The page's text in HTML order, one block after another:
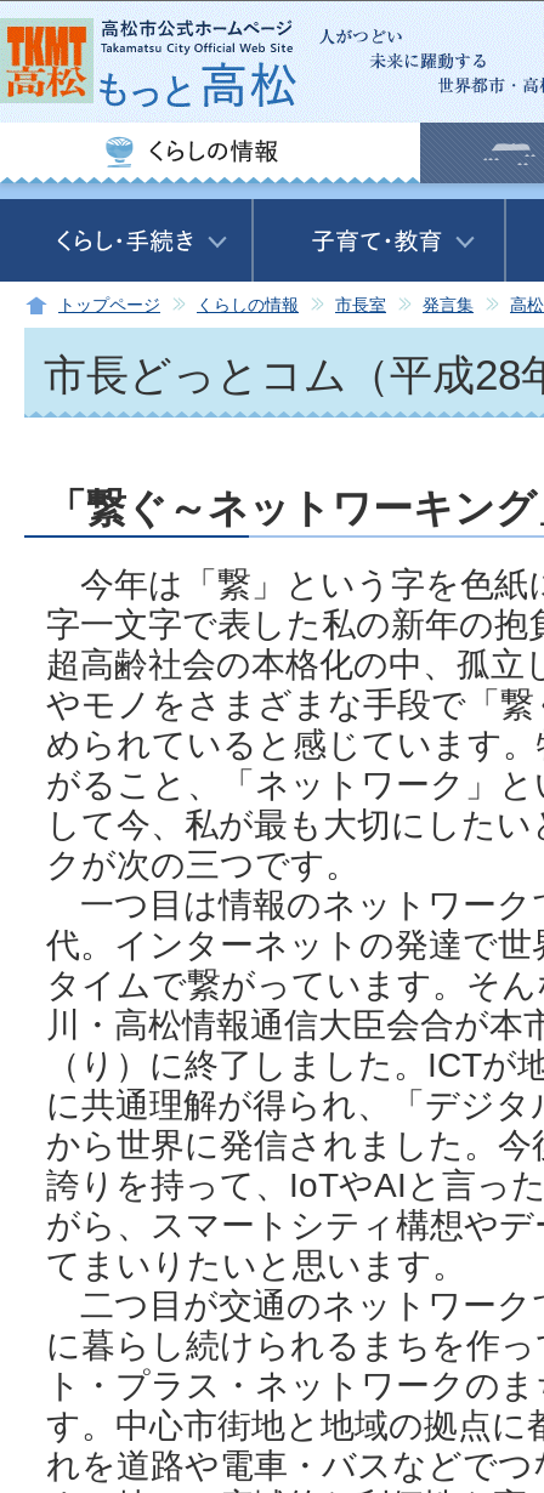
この
トップページ くらしの情報 市長室 発言集 高
市長どっとコム（平成28
「繋ぐ～ネットワーキン
今年は「繋」という字を色紙
字一文字で表した私の新年の抱
超高齢社会の本格化の中、孤
やモノをさまざまな手段で「
められていると感じています
がること、「ネットワーク」
して今、私が最も大切にした
クが次の三つです。
一つ目は情報のネットワーク
代。インターネットの発達で
タイムで繋がっています。そ
川・高松情報通信大臣会合が本
（り）に終了しました。ICTが
に共通理解が得られ、「デジ
から世界に発信されました。
誇りを持って、IoTやAIと言っ
がら、スマートシティ構想や
てまいりたいと思います。
二つ目が交通のネットワーク
に暮らし続けられるまちを作
ト・プラス・ネットワークの
す。中心市街地と地域の拠点
れを道路や電車・バスなどで